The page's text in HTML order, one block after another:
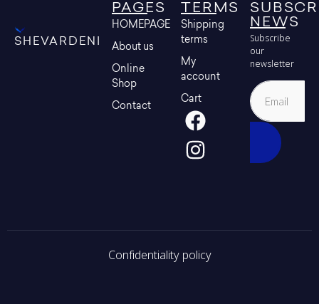
SHEVARDENI
PAGES
HOMEPAGE
About us
Online
Shop
Contact
TERMS
Shipping
terms
My
account
Cart
NEWS
Subscribe
our
newsletter
Confidentiality policy